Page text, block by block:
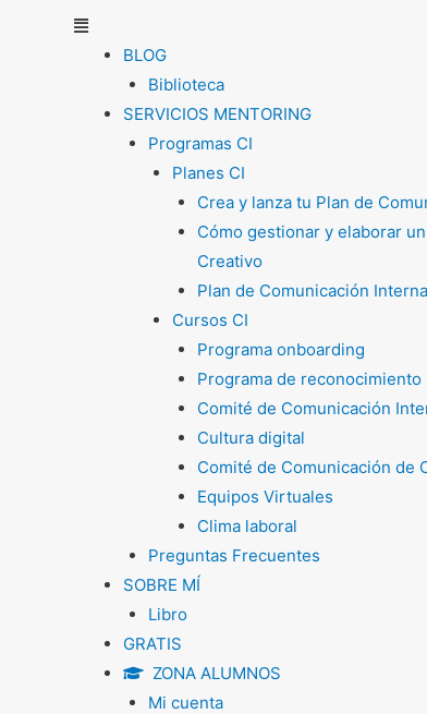
Menú
BLOG
Biblioteca
SERVICIOS MENTORING
Programas CI
Planes CI
Crea y lanza tu Plan de
Cómo gestionar y elaborar
Creativo
Plan de Comunicación
Cursos CI
Programa onboarding
Programa de reconocimiento
Comité de Comunicación
Cultura digital
Comité de Comunicación de
Equipos Virtuales
Clima laboral
Preguntas Frecuentes
SOBRE MÍ
Libro
GRATIS
ZONA ALUMNOS
Mi cuenta